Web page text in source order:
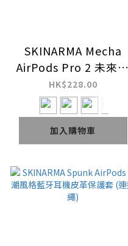
SKINARMA Mecha
AirPods Pro 2 未來元
素藍牙耳機保護套 (連
鋅合金掛扣)
HK$228.00
加入購物車